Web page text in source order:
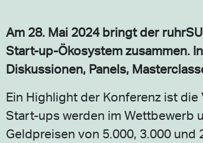
Am 28. Mai 2024 bringt der
Start-up-Ökosystem zusammen.
Diskussionen, Panels,
Ein Highlight der Konferenz ist
Start-ups werden im Wettbewerb
Geldpreisen von 5.000, 3.000